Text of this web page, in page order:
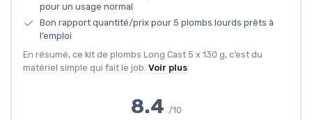
pour un usage normal
Bon rapport quantité/prix pour 5 plombs lourds prêts à
l’emploi
En résumé, ce kit de plombs Long Cast 5 x 130 g, c’est du
matériel simple qui fait le job. Voir plus
8.4 /10